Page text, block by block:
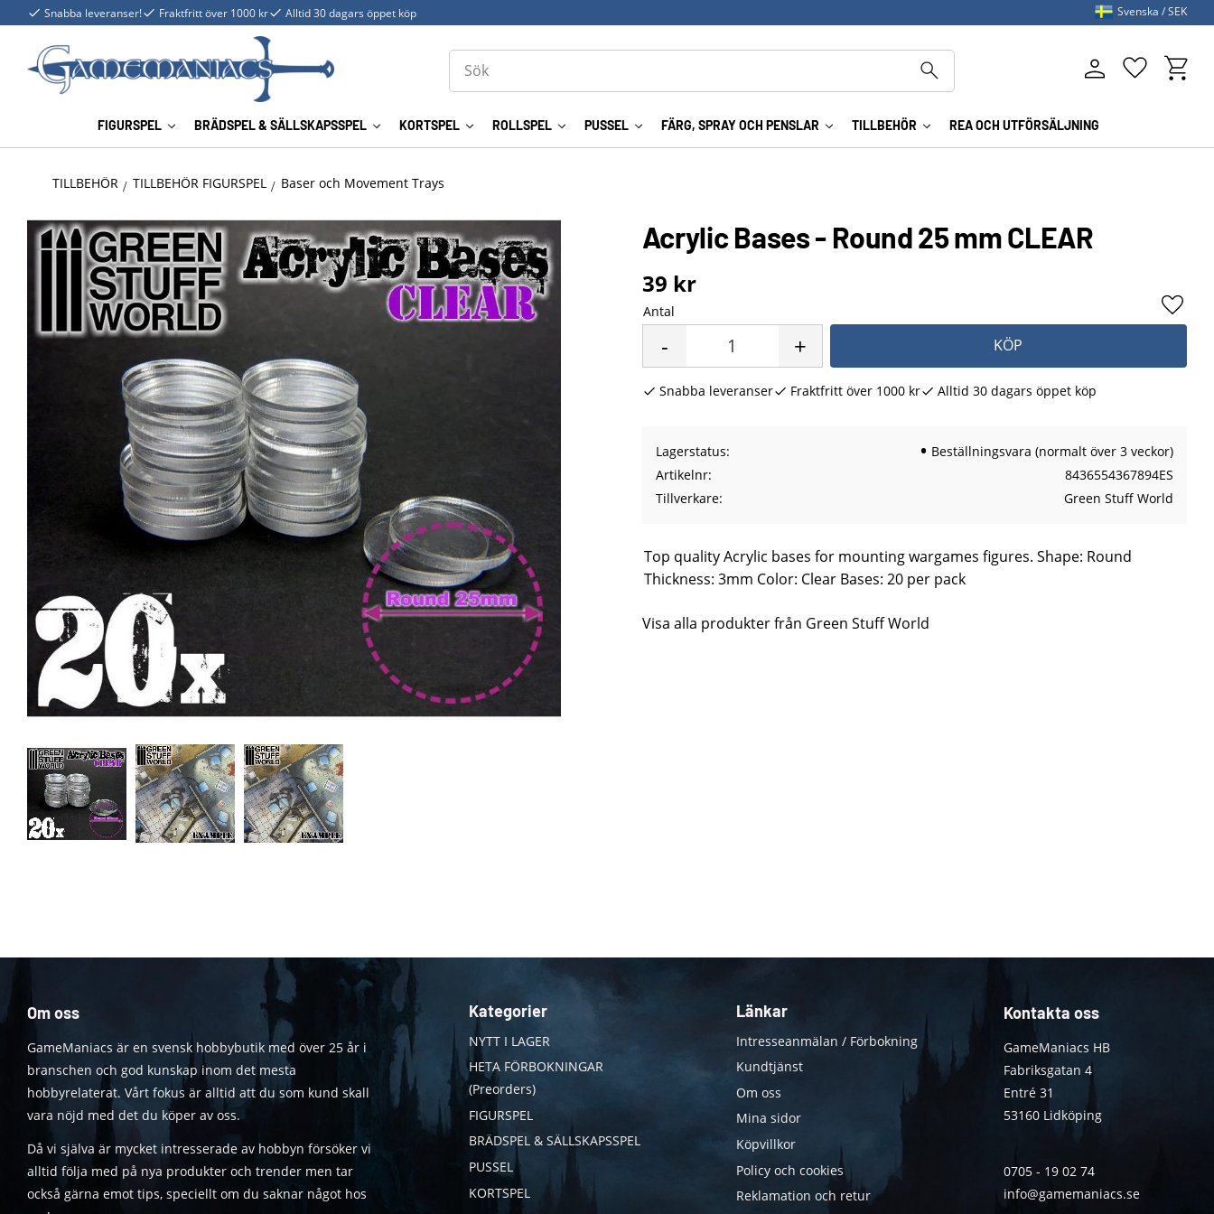
Snabba leveranser! Fraktfritt över 1000 kr Alltid 30 dagars öppet köp
FIGURSPEL BRÄDSPEL & SÄLLSKAPSSPEL KORTSPEL ROLLSPEL PUSSEL FÄRG, SPRAY OCH PENSLAR TILLBEHÖR REA OCH UTFÖRSÄLJNING
Favoriter
Svenska SEK
TILLBEHÖR TILLBEHÖR FIGURSPEL Baser och Movement Trays
Acrylic Bases - Round 25 mm CLEAR
39 kr
Antal
+
- KÖP
Lägg
Snabba leveranser Fraktfritt över 1000 kr Alltid 30 dagars öppet köp
Lagerstatus
Beställningsvara (normalt över 3 veckor)
Artikelnr
8436554367894ES
Tillverkare
Green Stuff World
Top quality Acrylic bases for mounting wargames figures. Shape: Round
Thickness: 3mm Color: Clear Bases: 20 per pack
Visa alla produkter från Green Stuff World
Om oss
GameManiacs är en svensk hobbybutik med över 25 år i
branschen och god kunskap inom det mesta
hobbyrelaterat. Vårt fokus är alltid att du som kund skall
vara nöjd med det du köper av oss.
Då vi själva är mycket intresserade av hobbyn försöker vi
alltid följa med på nya produkter och trender men tar
också gärna emot tips, speciellt om du saknar något hos
Kategorier
NYTT I LAGER
HETA FÖRBOKNINGAR
(Preorders)
FIGURSPEL
BRÄDSPEL & SÄLLSKAPSSPEL
PUSSEL
KORTSPEL
Länkar
Intresseanmälan / Förbokning
Kundtjänst
Om oss
Mina sidor
Köpvillkor
Policy och cookies
Reklamation och retur
Kontakta oss
GameManiacs HB
Fabriksgatan 4
Entré 31
53160 Lidköping
0705 - 19 02 74
info@gamemaniacs.se